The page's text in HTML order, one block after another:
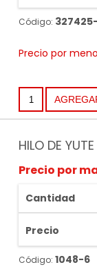
Código:
Precio por
HILO DE
Precio por
Cantidad
Precio
Código: 1048-6